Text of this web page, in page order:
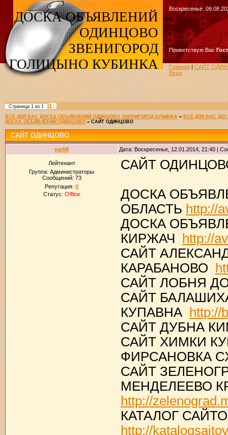
ДОСКА ОБЪЯВЛЕНИЙ
ОДИНЦОВО
ЗВЕНИГОРОД
ГОЛИЦЫНО КУБИНКА
Воскресенье,
Приветствую Вас
Главная|САЙТ
Вход
Страница 1из 1 1
ВСЁ ДЛЯ ВАС ДОСКА ОБЪЯВЛЕНИЙ ОДИНЦОВО ЗВЕНИГОРОД КУБИНКА » ВСЁ ДЛЯ ВАС
ДОСКА ОБЪЯВЛЕНИЙ ОДИНЦОВО » САЙТ ОДИНЦОВО
САЙТ ОДИНЦОВО
yar08 Дата: Воскресенье, 12.01.2014, 21:40 |
Лейтенант
Группа: Администраторы
Сообщений: 73
Репутация:0
Статус: Offline
САЙТ
ДОСКА
ОБЛАСТЬ http://
ДОСКА
КИРЖАЧ
http://
САЙТ
КАРАБАНОВО
САЙТ ЛОБНЯ
САЙТ
КУПАВНА
http://
САЙТ ДУБНА
САЙТ ХИМКИ
ФИРСАНОВКА
САЙТ
МЕНДЕЛЕЕВО
http://
КАТАЛОГ
http://